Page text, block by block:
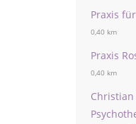
Praxis
0,40 km
Praxis
0,40 km